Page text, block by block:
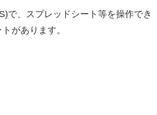
で、スプレッドシート等を操作でき
があります。